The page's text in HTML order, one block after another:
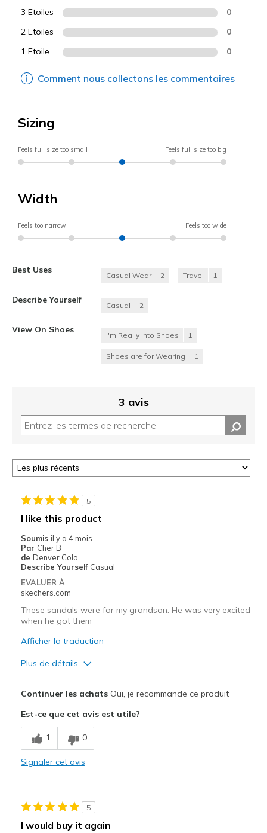
3 Etoiles 0
2 Etoiles 0
1 Etoile 0
Comment nous collectons les commentaires
Sizing
Feels full size too small Feels full size too big
Width
Feels too narrow Feels too wide
Best Uses
Casual Wear 2 Travel 1
Describe Yourself
Casual 2
View On Shoes
I'm Really Into Shoes 1
Shoes are for Wearing 1
3 avis
5
I like this product
Soumis il y a 4 mois
Par Cher B
de Denver Colo
Describe Yourself Casual
EVALUER À
skechers.com
These sandals were for my grandson. He was very excited
when he got them
Afficher la traduction
Plus de détails
Comfortable
Stylish
Travel
Continuer les achatsOui, je recommande ce produit
Est-ce que cet avis est utile?
1 0
Signaler cet avis
5
I would buy it again